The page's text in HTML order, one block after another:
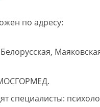
по адресу:
МОСГОРМЕД.
специалисты: